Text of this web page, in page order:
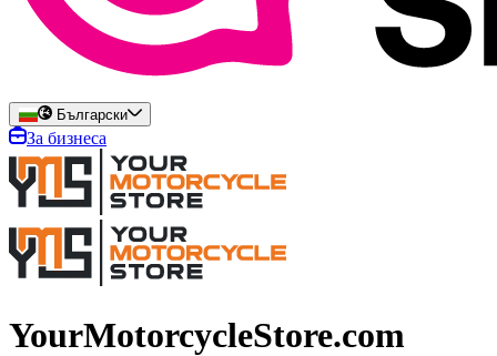
Български
За бизнеса
YourMotorcycleStore.com